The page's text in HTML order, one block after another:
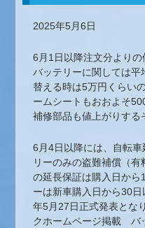
2025年5月6日
6月1日以降注文分よりの
バッテリーに関しては
替える時は5万円くらい
ームシートもおおよそ
補修部品も値上がりする
6月4日以降には、自転
リーのみの盗難補償（
の延長保証は購入日か
ーは新車購入日から
年5月27日正式発表とな
クホームページ掲載 バ